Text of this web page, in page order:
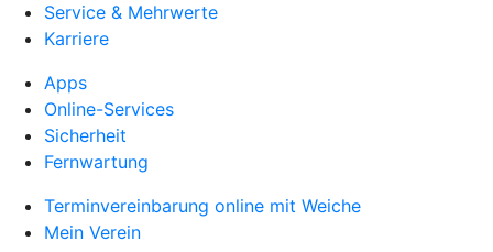
Service & Mehrwerte
Karriere
Apps
Online-Services
Sicherheit
Fernwartung
Terminvereinbarung online mit Weiche
Mein Verein